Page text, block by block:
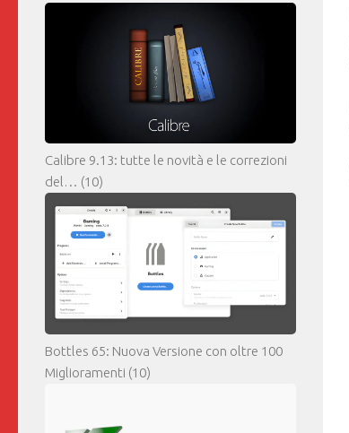
Calibre 9.13: tutte le novità e le correzioni
del… (10)
Bottles 65: Nuova Versione con oltre 100
Miglioramenti (10)